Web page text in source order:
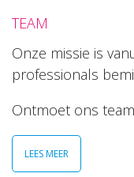
TEAM
Onze missie is
professionals
Ontmoet ons
LEES MEER